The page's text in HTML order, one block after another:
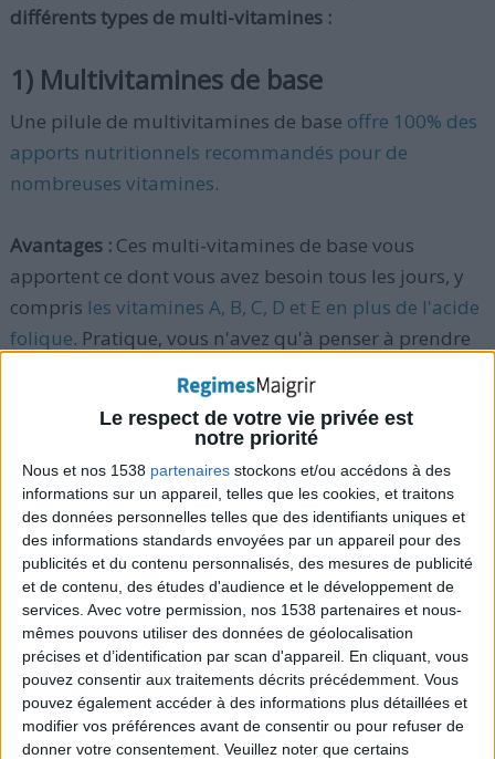
Le respect de votre vie privée est
notre priorité
Nous et nos 1538 partenaires stockons et/ou accédons à des
informations sur un appareil, telles que les cookies, et traitons
des données personnelles telles que des identifiants uniques et
des informations standards envoyées par un appareil pour des
publicités et du contenu personnalisés, des mesures de publicité
et de contenu, des études d'audience et le développement de
services. Avec votre permission, nos 1538 partenaires et nous-
mêmes pouvons utiliser des données de géolocalisation
précises et d’identification par scan d'appareil. En cliquant, vous
pouvez consentir aux traitements décrits précédemment. Vous
pouvez également accéder à des informations plus détaillées et
modifier vos préférences avant de consentir ou pour refuser de
donner votre consentement. Veuillez noter que certains
différents types de multi-vitamines :
1) Multivitamines de base
Une pilule de multivitamines de base offre 100% des
apports nutritionnels recommandés pour de
nombreuses vitamines.
Avantages :Ces multi-vitamines de base vous
apportent ce dont vous avez besoin tous les jours, y
compris les vitamines A, B, C, D et E en plus de l'acide
folique. Pratique, vous n'avez qu'à penser à prendre
Remarques :Quelques multivitamines de base
incluent aussi des minéraux (fer, calcium,
magnésium, etc.), mais leurs taux de minéraux
peuvent être plus faibles que les apports
nutritionnels recommandés.Les apports
recommandés en calciumdevraient par exemple se
situer entre 1 000 et 1 200 mg. Mais parce que le
calcium est volumineux, en inclure autant rendrait la
pilule multivitaminée trop grande. La prise
additionnelle d'un supplément de minéraux pourrait
donc être envisagée dans certains cas.